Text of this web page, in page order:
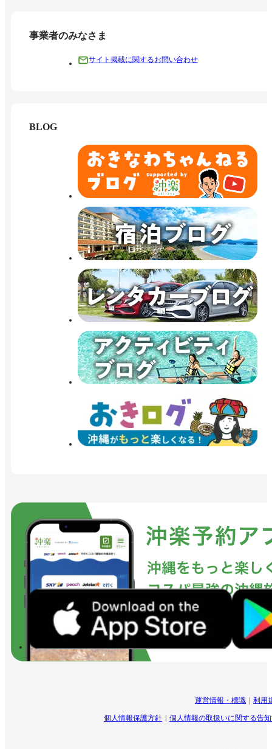
事業者のみなさま
サイト掲載に関するお問い合わせ
BLOG
運営情報・標識 利用
個人情報保護方針 個人情報の取扱いに関する告